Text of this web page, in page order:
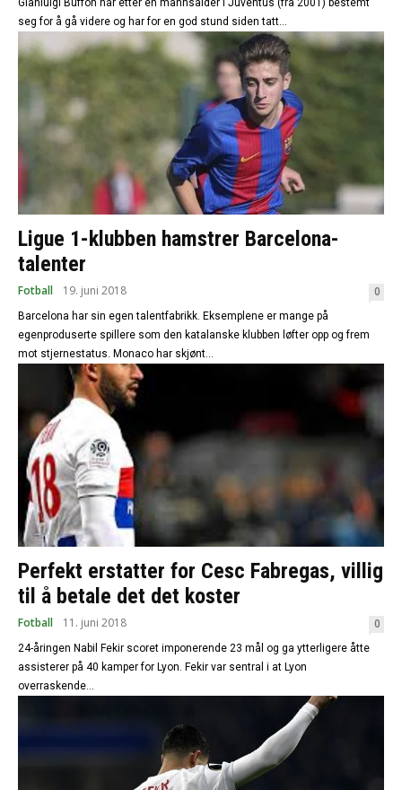
Gianluigi Buffon har etter en mannsalder i Juventus (fra 2001) bestemt
seg for å gå videre og har for en god stund siden tatt...
Ligue 1-klubben hamstrer Barcelona-
talenter
Fotball 19. juni 2018 0
Barcelona har sin egen talentfabrikk. Eksemplene er mange på
egenproduserte spillere som den katalanske klubben løfter opp og frem
mot stjernestatus. Monaco har skjønt...
Perfekt erstatter for Cesc Fabregas, villig
til å betale det det koster
Fotball 11. juni 2018 0
24-åringen Nabil Fekir scoret imponerende 23 mål og ga ytterligere åtte
assisterer på 40 kamper for Lyon. Fekir var sentral i at Lyon
overraskende...